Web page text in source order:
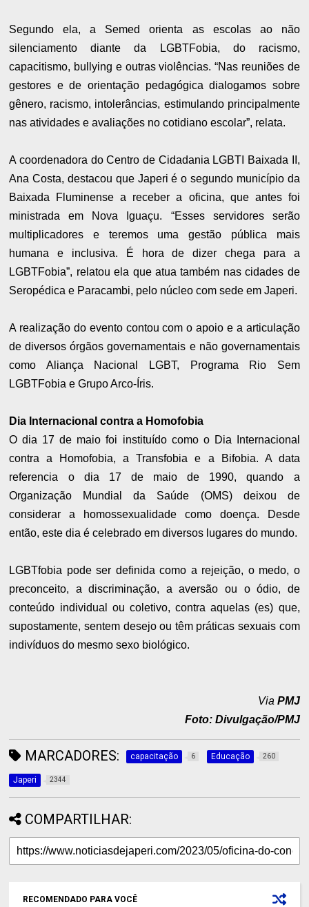
Segundo ela, a Semed orienta as escolas ao não
silenciamento diante da LGBTFobia, do racismo,
capacitismo, bullying e outras violências. “Nas reuniões de
gestores e de orientação pedagógica dialogamos sobre
gênero, racismo, intolerâncias, estimulando principalmente
nas atividades e avaliações no cotidiano escolar”, relata.
A coordenadora do Centro de Cidadania LGBTI Baixada II,
Ana Costa, destacou que Japeri é o segundo município da
Baixada Fluminense a receber a oficina, que antes foi
ministrada em Nova Iguaçu. “Esses servidores serão
multiplicadores e teremos uma gestão pública mais
humana e inclusiva. É hora de dizer chega para a
LGBTFobia”, relatou ela que atua também nas cidades de
Seropédica e Paracambi, pelo núcleo com sede em Japeri.
A realização do evento contou com o apoio e a articulação
de diversos órgãos governamentais e não governamentais
como Aliança Nacional LGBT, Programa Rio Sem
LGBTFobia e Grupo Arco-Íris.
Dia Internacional contra a Homofobia
O dia 17 de maio foi instituído como o Dia Internacional
contra a Homofobia, a Transfobia e a Bifobia. A data
referencia o dia 17 de maio de 1990, quando a
Organização Mundial da Saúde (OMS) deixou de
considerar a homossexualidade como doença. Desde
então, este dia é celebrado em diversos lugares do mundo.
LGBTfobia pode ser definida como a rejeição, o medo, o
preconceito, a discriminação, a aversão ou o ódio, de
conteúdo individual ou coletivo, contra aquelas (es) que,
supostamente, sentem desejo ou têm práticas sexuais com
indivíduos do mesmo sexo biológico.
Via PMJ
Foto: Divulgação/PMJ
MARCADORES: capacitação 6 Educação 260
Japeri 2344
COMPARTILHAR:
RECOMENDADO PARA VOCÊ